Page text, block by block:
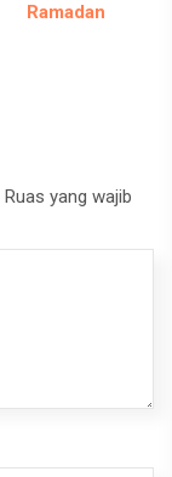
Ramadan
Ruas yang wajib